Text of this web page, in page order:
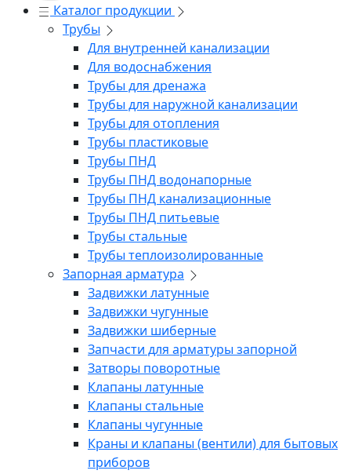
Каталог продукции
Трубы
Для внутренней канализации
Для водоснабжения
Трубы для дренажа
Трубы для наружной канализации
Трубы для отопления
Трубы пластиковые
Трубы ПНД
Трубы ПНД водонапорные
Трубы ПНД канализационные
Трубы ПНД питьевые
Трубы стальные
Трубы теплоизолированные
Запорная арматура
Задвижки латунные
Задвижки чугунные
Задвижки шиберные
Запчасти для арматуры запорной
Затворы поворотные
Клапаны латунные
Клапаны стальные
Клапаны чугунные
Краны и клапаны (вентили) для бытовых
приборов